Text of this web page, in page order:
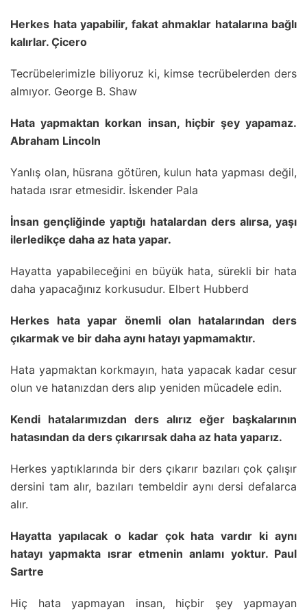
Herkes hata yapabilir, fakat ahmaklar hatalarına bağlı
kalırlar. Çicero
Tecrübelerimizle biliyoruz ki, kimse tecrübelerden ders
almıyor. George B. Shaw
Hata yapmaktan korkan insan, hiçbir şey yapamaz.
Abraham Lincoln
Yanlış olan, hüsrana götüren, kulun hata yapması değil,
hatada ısrar etmesidir. İskender Pala
İnsan gençliğinde yaptığı hatalardan ders alırsa, yaşı
ilerledikçe daha az hata yapar.
Hayatta yapabileceğini en büyük hata, sürekli bir hata
daha yapacağınız korkusudur. Elbert Hubberd
Herkes hata yapar önemli olan hatalarından ders
çıkarmak ve bir daha aynı hatayı yapmamaktır.
Hata yapmaktan korkmayın, hata yapacak kadar cesur
olun ve hatanızdan ders alıp yeniden mücadele edin.
Kendi hatalarımızdan ders alırız eğer başkalarının
hatasından da ders çıkarırsak daha az hata yaparız.
Herkes yaptıklarında bir ders çıkarır bazıları çok çalışır
dersini tam alır, bazıları tembeldir aynı dersi defalarca
alır.
Hayatta yapılacak o kadar çok hata vardır ki aynı
hatayı yapmakta ısrar etmenin anlamı yoktur. Paul
Sartre
Hiç hata yapmayan insan, hiçbir şey yapmayan